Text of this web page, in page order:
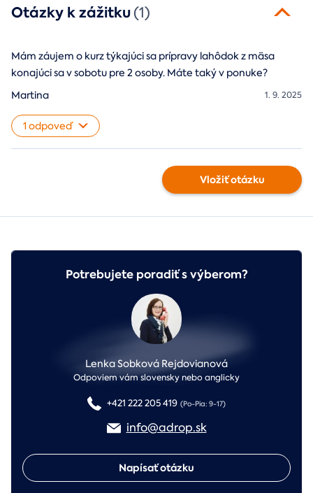
Otázky k zážitku(1)
Mám záujem o kurz týkajúci sa prípravy lahôdok z mäsa
konajúci sa v sobotu pre 2 osoby. Máte taký v ponuke?
1. 9. 2025
Martina
1 odpoveď
Vložiť otázku
Potrebujete poradiť s výberom?
Lenka Sobková Rejdovianová
Odpoviem vám slovensky nebo anglicky
+421 222 205 419 (Po-Pia: 9-17)
info@adrop.sk
Napísať otázku